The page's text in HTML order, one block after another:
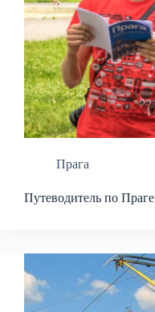
Прага
Путеводитель по Праге